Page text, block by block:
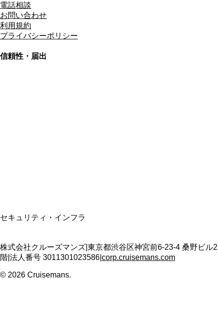
電話相談
お問い合わせ
利用規約
プライバシーポリシー
信頼性・届出
セキュリティ・インフラ
株式会社クルーズマンズ 東京都渋谷区神宮前6-23-4 桑野ビル2
階 法人番号 3011301023586 corp.cruisemans.com
© 2026 Cruisemans.